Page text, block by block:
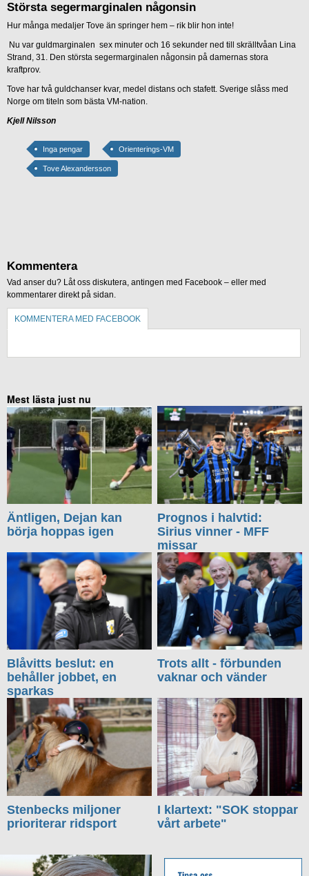
Största segermarginalen någonsin
Hur många medaljer Tove än springer hem – rik blir hon inte!
Nu var guldmarginalen sex minuter och 16 sekunder ned till skrälltvåan Lina
Strand, 31. Den största segermarginalen någonsin på damernas stora
kraftprov.
Tove har två guldchanser kvar, medel distans och stafett. Sverige slåss med
Norge om titeln som bästa VM-nation.
Kjell Nilsson
Inga pengar Orienterings-VM
Tove Alexandersson
Kommentera
Vad anser du? Låt oss diskutera, antingen med Facebook – eller med
kommentarer direkt på sidan.
KOMMENTERA MED FACEBOOK
Mest lästa just nu
Äntligen, Dejan kan
börja hoppas igen
Prognos i halvtid:
Sirius vinner - MFF
missar
Blåvitts beslut: en
behåller jobbet, en
sparkas
Trots allt - förbunden
vaknar och vänder
Stenbecks miljoner
prioriterar ridsport
I klartext: "SOK stoppar
vårt arbete"